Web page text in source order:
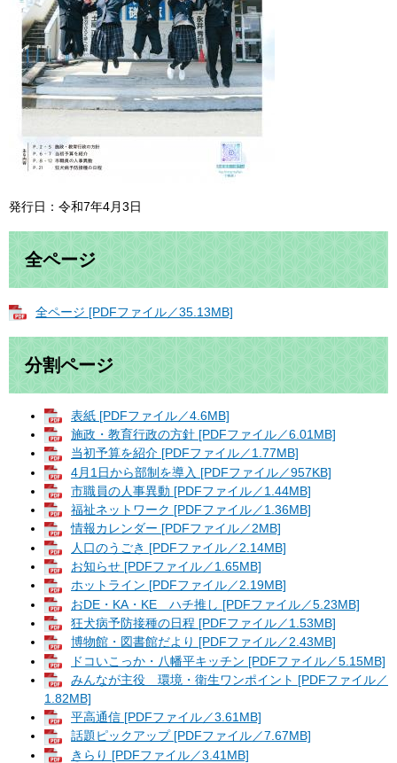
発行日：令和7年4月3日
全ページ
全ページ [PDFファイル／35.13MB]
分割ページ
表紙 [PDFファイル／4.6MB]
施政・教育行政の方針 [PDFファイル／6.01MB]
当初予算を紹介 [PDFファイル／1.77MB]
4月1日から部制を導入 [PDFファイル／957KB]
市職員の人事異動 [PDFファイル／1.44MB]
福祉ネットワーク [PDFファイル／1.36MB]
情報カレンダー [PDFファイル／2MB]
人口のうごき [PDFファイル／2.14MB]
お知らせ [PDFファイル／1.65MB]
ホットライン [PDFファイル／2.19MB]
おDE・KA・KE ハチ推し [PDFファイル／5.23MB]
狂犬病予防接種の日程 [PDFファイル／1.53MB]
博物館・図書館だより [PDFファイル／2.43MB]
ドコいこっか・八幡平キッチン [PDFファイル／5.15MB]
みんなが主役 環境・衛生ワンポイント [PDFファイル／
1.82MB]
平高通信 [PDFファイル／3.61MB]
話題ピックアップ [PDFファイル／7.67MB]
きらり [PDFファイル／3.41MB]